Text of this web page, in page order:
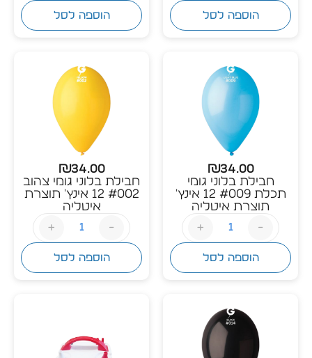
הוספה לסל הוספה לסל
₪34.00
חבילת בלוני גומי
תכלת #009 12 אינץ'
תוצרת איטליה
-
+
הוספה לסל
₪34.00
חבילת בלוני גומי צהוב
#002 12 אינץ' תוצרת
איטליה
-
+
הוספה לסל